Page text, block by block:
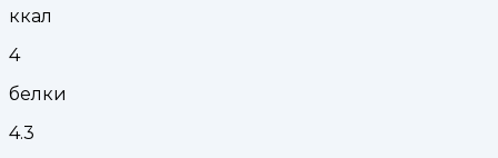
ккал
4
белки
4.3